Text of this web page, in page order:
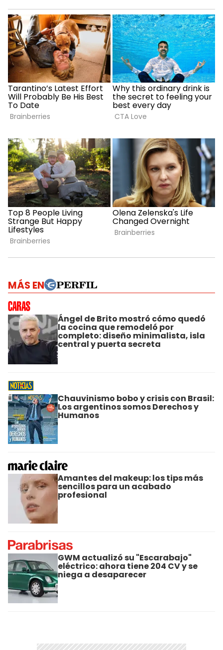
MÁS EN
Ángel de Brito mostró cómo quedó
la cocina que remodeló por
completo: diseño minimalista, isla
central y puerta secreta
Chauvinismo bobo y crisis con Brasil:
Los argentinos somos Derechos y
Humanos
Amantes del makeup: los tips más
sencillos para un acabado
profesional
GWM actualizó su "Escarabajo"
eléctrico: ahora tiene 204 CV y se
niega a desaparecer